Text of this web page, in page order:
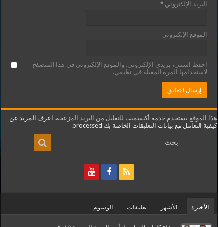
البريد الإلكتروني*
الموقع الإلكتروني
احفظ اسمي، بريدي الإلكتروني، والموقع الإلكتروني في هذا المتصفح
لاستخدامها المرة المقبلة في تعليقي.
هذا الموقع يستخدم خدمة أكيسميت للتقليل من البريد المزعجة. اعرف المزيد عن
كيفية التعامل مع بيانات التعليقات الخاصة بك processed
.
الأخيرة الأشهر تعليقات الوسوم